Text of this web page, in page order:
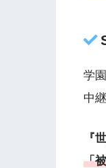
学
中
『
「